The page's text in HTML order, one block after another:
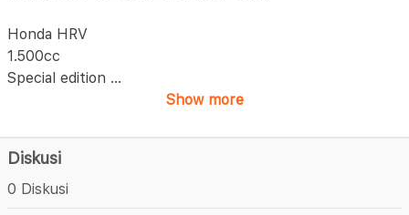
Honda HRV
1.500cc
Special edition ...
Show more
Diskusi
0 Diskusi